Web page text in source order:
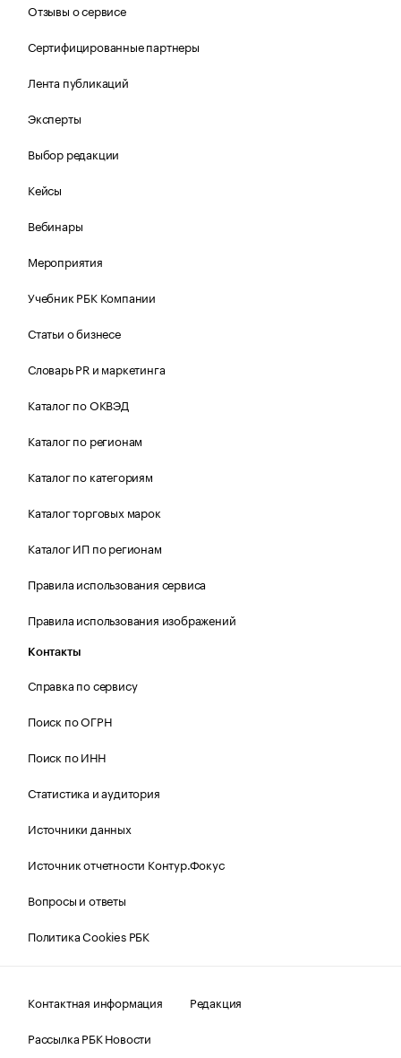
Отзывы о сервисе
Сертифицированные партнеры
Лента публикаций
Эксперты
Выбор редакции
Кейсы
Вебинары
Мероприятия
Учебник РБК Компании
Статьи о бизнесе
Словарь PR и маркетинга
Каталог по ОКВЭД
Каталог по регионам
Каталог по категориям
Каталог торговых марок
Каталог ИП по регионам
Правила использования сервиса
Правила использования изображений
Контакты
Справка по сервису
Поиск по ОГРН
Поиск по ИНН
Статистика и аудитория
Источники данных
Источник отчетности Контур.Фокус
Вопросы и ответы
Политика Cookies РБК
Контактная информация
Редакция
Рассылка РБК Новости